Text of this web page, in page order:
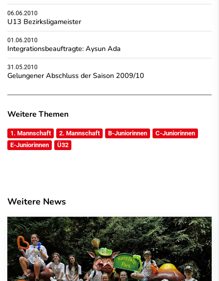
06.06.2010
U13 Bezirksligameister
01.06.2010
Integrationsbeauftragte: Aysun Ada
31.05.2010
Gelungener Abschluss der Saison 2009/10
Weitere Themen
1. Mannschaft 2. Mannschaft B-Juniorinnen
C-Juniorinnen
E-Juniorinnen
Ü32
Weitere News